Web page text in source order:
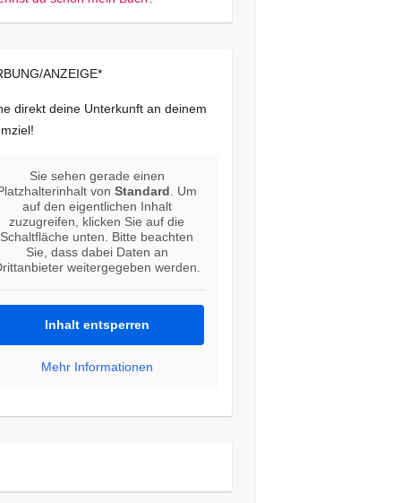
ANZEIGE*
direkt deine Unterkunft an deinem
Sie sehen gerade einen
vonStandard . Um
auf den eigentlichen Inhalt
zuzugreifen, klicken Sie auf die
Schaltfläche unten. Bitte beachten
Sie, dass dabei Daten an
weitergegeben werden.
Inhalt entsperren
Mehr Informationen